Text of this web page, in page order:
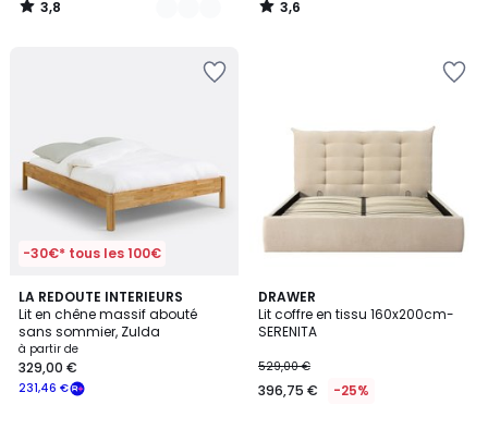
3,8
/
3,6
/
-30€* tous les 100€
LA REDOUTE INTERIEURS
Lit en chêne massif abouté
sans sommier, Zulda
à partir de
231,46 €
329,00 €
4,7
/ 5
DRAWER
Lit coffre en tissu 160x200cm-
SERENITA
529,00 €
396,75 € -25%